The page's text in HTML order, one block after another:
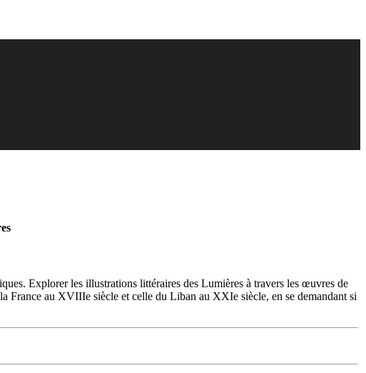
Explorer les illustrations littéraires des Lumières à travers les œuvres de
France au XVIIIe siècle et celle du Liban au XXIe siècle, en se demandant si